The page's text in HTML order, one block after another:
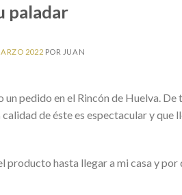
paladar
2022 POR JUAN
pedido en el Rincón de Huelva. De
de éste es espectacular y que
producto hasta llegar a mi casa y por